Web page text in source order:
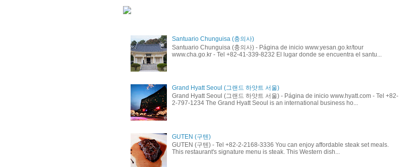
Santuario Chunguisa (충의사)
Santuario Chunguisa (충의사) - Página de inicio www.yesan.go.kr/tour
www.cha.go.kr - Tel +82-41-339-8232 El lugar donde se encuentra el santu...
Grand Hyatt Seoul (그랜드 하얏트 서울)
Grand Hyatt Seoul (그랜드 하얏트 서울) - Página de inicio www.hyatt.com - Tel +82-
2-797-1234 The Grand Hyatt Seoul is an international business ho...
GUTEN (구텐)
GUTEN (구텐) - Tel +82-2-2168-3336 You can enjoy affordable steak set meals.
This restaurant's signature menu is steak. This Western dish...